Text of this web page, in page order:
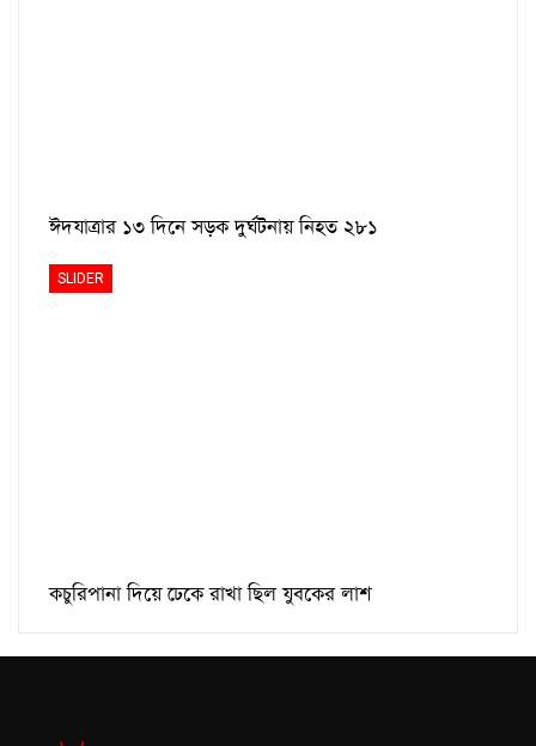
ঈদযাত্রার ১৩ দিনে সড়ক দুর্ঘটনায় নিহত ২৮১
SLIDER
কচুরিপানা দিয়ে ঢেকে রাখা ছিল যুবকের লাশ